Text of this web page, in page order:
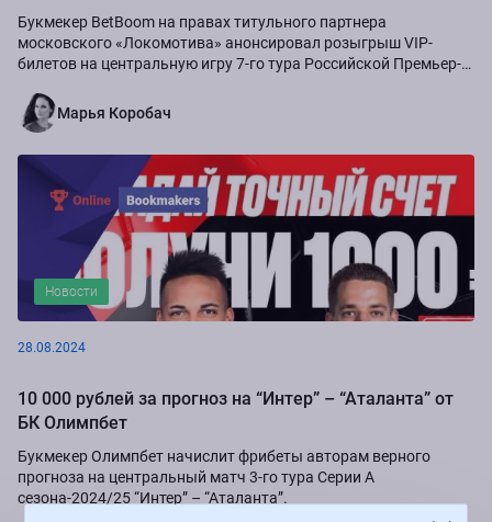
Букмекер BetBoom на правах титульного партнера
московского «Локомотива» анонсировал розыгрыш VIP-
билетов на центральную игру 7-го тура Российской Премьер-
Марья Коробач
Новости
28.08.2024
10 000 рублей за прогноз на “Интер” – “Аталанта” от
БК Олимпбет
Букмекер Олимпбет начислит фрибеты авторам верного
прогноза на центральный матч 3-го тура Серии А
сезона-2024/25 “Интер” – “Аталанта”.